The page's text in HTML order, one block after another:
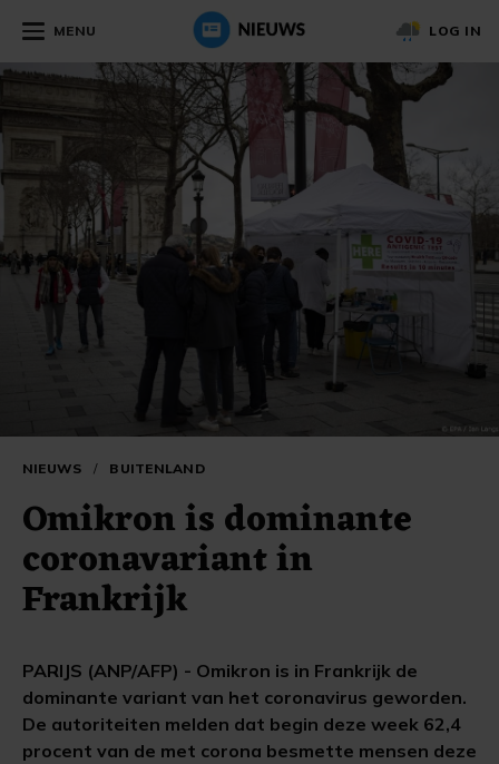
MENU LOG IN
NIEUWS / BUITENLAND
Omikron is dominante
coronavariant in
Frankrijk
PARIJS (ANP/AFP) - Omikron is in Frankrijk de
dominante variant van het coronavirus geworden.
De autoriteiten melden dat begin deze week 62,4
procent van de met corona besmette mensen deze